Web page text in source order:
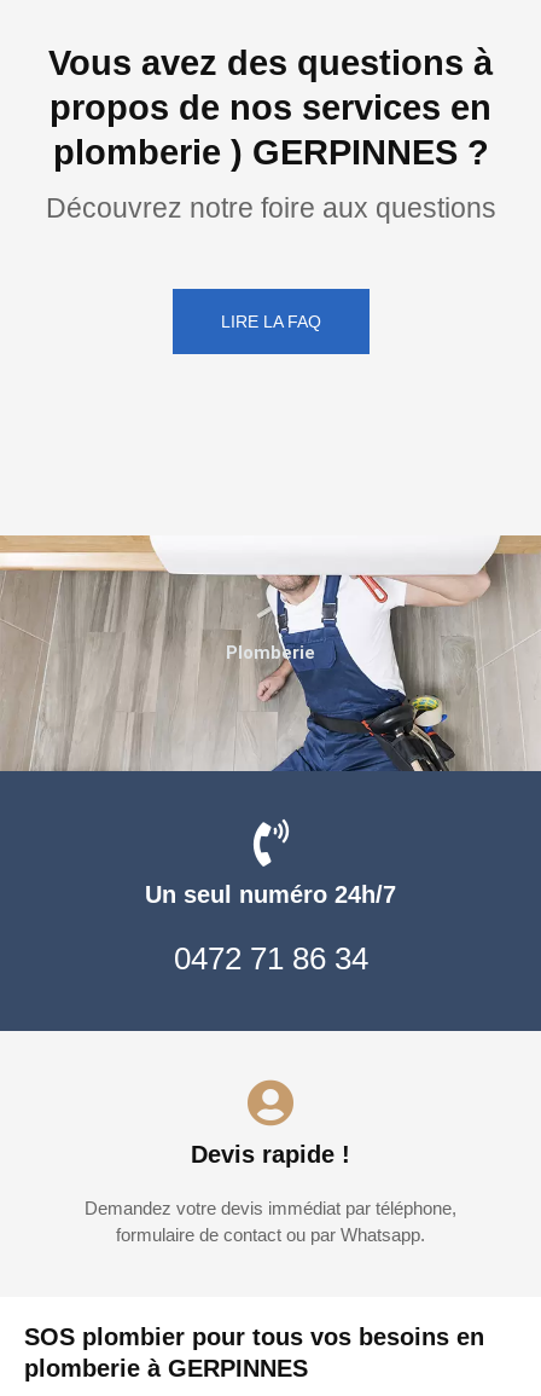
Vous avez des questions à
propos de nos services en
plomberie ) GERPINNES ?
Découvrez notre foire aux questions
LIRE LA FAQ
SOS plombier pour tous vos besoins en
plomberie à GERPINNES
Un seul numéro 24h/7
0472 71 86 34
Devis rapide !
Demandez votre devis immédiat par téléphone,
formulaire de contact ou par Whatsapp.
Plomberie